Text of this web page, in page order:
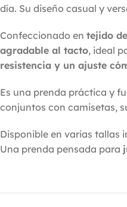
día. Su diseño casual y
Confeccionado en tejido
agradable al tacto, ideal
resistencia y un ajuste
Es una prenda práctica y
conjuntos con camisetas,
Disponible en varias tallas
Una prenda pensada para